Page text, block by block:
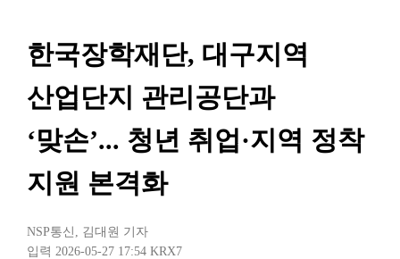
한국장학재단, 대구지역
산업단지 관리공단과
‘맞손’... 청년 취업·지역 정착
지원 본격화
NSP통신 , 김대원 기자
입력 2026-05-27 17:54 KRX7